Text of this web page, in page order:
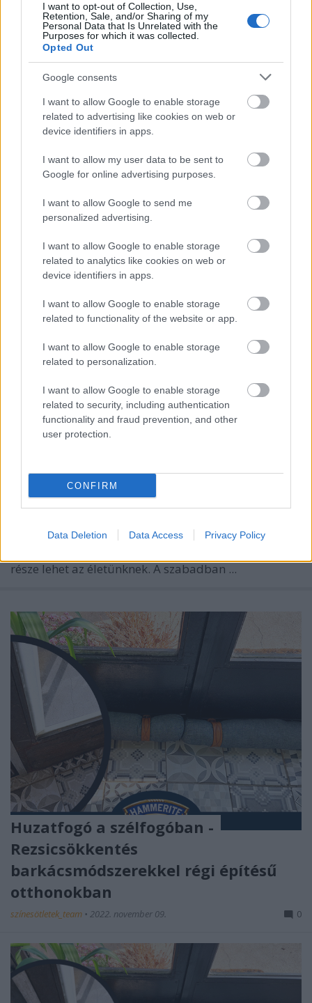
I want to opt-out of Collection, Use,
Retention, Sale, and/or Sharing of my
Personal Data that Is Unrelated with the
Purposes for which it was collected.
Opted Out
Google consents
I want to allow Google to enable storage
related to advertising like cookies on web or
device identifiers in apps.
I want to allow my user data to be sent to
Google for online advertising purposes.
I want to allow Google to send me
personalized advertising.
I want to allow Google to enable storage
related to analytics like cookies on web or
device identifiers in apps.
I want to allow Google to enable storage
related to functionality of the website or app.
I want to allow Google to enable storage
related to personalization.
I want to allow Google to enable storage
related to security, including authentication
functionality and fraud prevention, and other
user protection.
CONFIRM
Data Deletion Data Access Privacy Policy
Amióta tavaly ősszel egy kimustrált sámliból
felújított - vagy a blogon rendszeresen felbukkanó
kifejezéssel élve kacatmentett - etető került a ...
Tavaszi megújulás a kertben, avagy
kerítésfestés gyorsan, de alaposan
színesötletek_team•2023. április 14.
Itt az igazi tavasz, így ebben az évben is kezdetét
része lehet az életünknek. A szabadban ...
Huzatfogó a szélfogóban -
Rezsicsökkentés
barkácsmódszerekkel régi építésű
otthonokban
színesötletek_team • 2022. november 09. 0